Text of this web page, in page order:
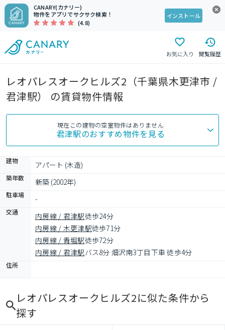
CANARY(カナリー)
物件をアプリでサクサク検索！
(4.8)
インストール
お気に入り 閲覧履歴
レオパレスオークヒルズ2（千葉県木更津市 /
君津駅） の賃貸物件情報
現在この建物の空室物件はありません
君津駅のおすすめ物件を見る
建物 アパート (木造)
築年数 新築 (2002年)
駐車場 -
交通 内房線 / 君津駅徒歩24分
内房線 / 木更津駅徒歩71分
内房線 / 青堀駅徒歩72分
内房線 / 君津駅バス8分 畑沢南3丁目下車 徒歩4分
住所
レオパレスオークヒルズ2に似た条件から
探す